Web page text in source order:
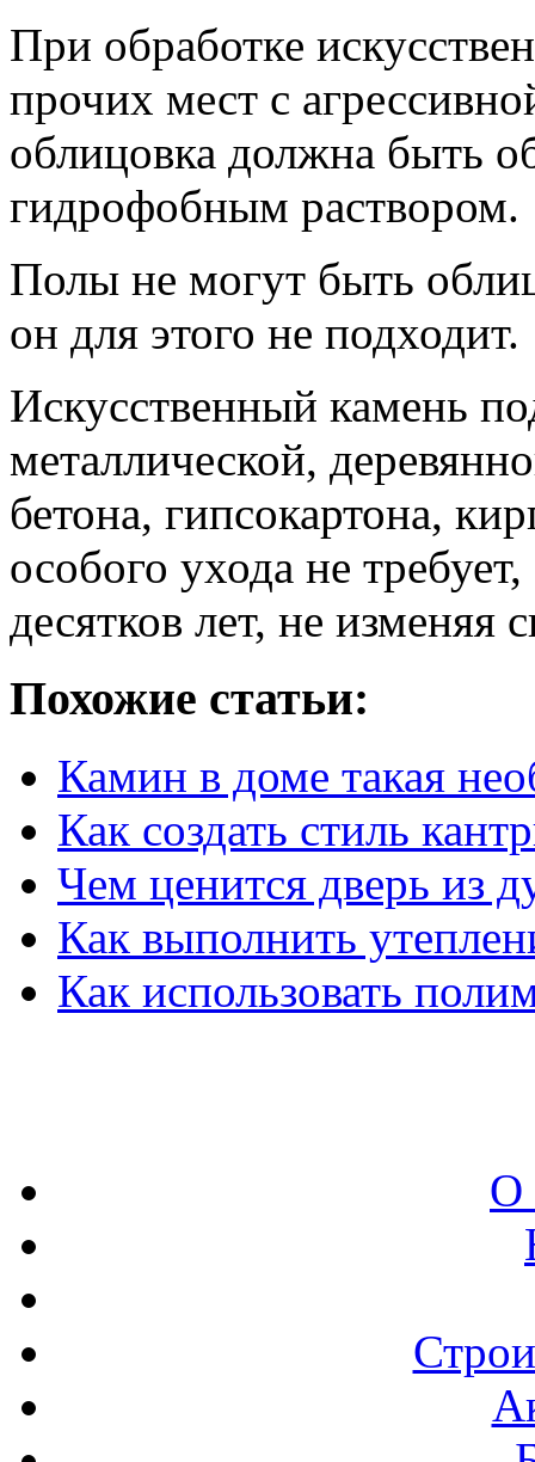
При обработке
прочих мест с
облицовка должна быть
гидрофобным раствором.
Полы не могут быть
он для этого не подходит.
Искусственный камень
металлической,
бетона, гипсокартона,
особого ухода не
десятков лет, не изменяя
Похожие статьи:
Камин в доме такая
Как создать стиль
Чем ценится дверь из
Как выполнить
Как использовать
О